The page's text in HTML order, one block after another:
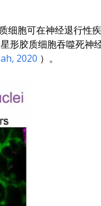
细胞可在神经退行性疾
形胶质细胞吞噬死神
, 2020 ）。